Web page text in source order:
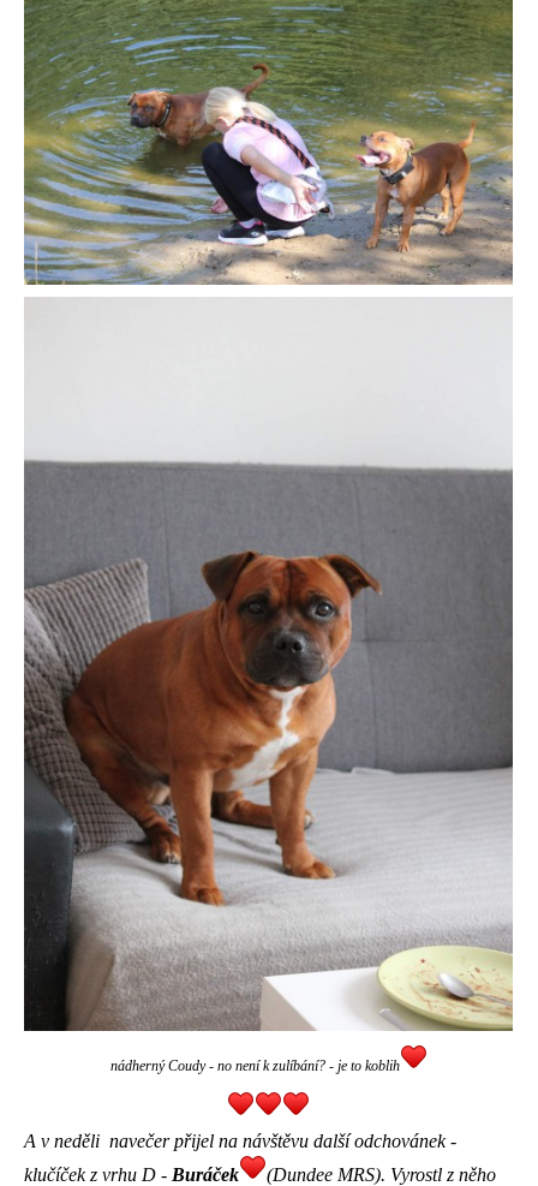
nádherný Coudy - no není k zulíbání? - je to koblih
A v neděli navečer přijel na návštěvu další odchovánek -
klučíček z vrhu D - Buráček
(Dundee MRS). Vyrostl z něho